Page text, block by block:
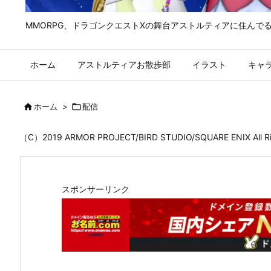
MMORPG、ドラゴンクエストⅩの舞台アストルティアに住んで
ホーム アストルティアお散歩部 イラスト キャ
ホーム > 配信
（C）2019 ARMOR PROJECT/BIRD STUDIO/SQUARE ENIX
スポンサーリンク